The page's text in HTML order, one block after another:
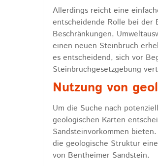
Allerdings reicht eine
entscheidende Rolle bei der
Beschränkungen,
einen neuen Steinbruch
es entscheidend, sich vor
Steinbruchgesetzgebung
Nutzung von
Um die Suche nach
geologischen Karten
Sandsteinvorkommen
die geologische Struktur
von Bentheimer Sandstein.